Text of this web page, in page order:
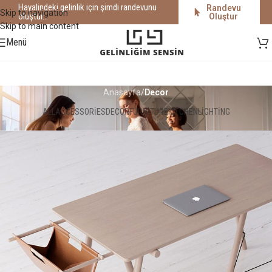
Skip to navigation
Skip to main content
Hayalindeki gelinlik için şimdi randevunu
oluştur...
Randevu
Oluştur
Menü
Anasayfa/Decor
ALL ACCESSORIESDECORFURNITUREKITCHENLIGHTING